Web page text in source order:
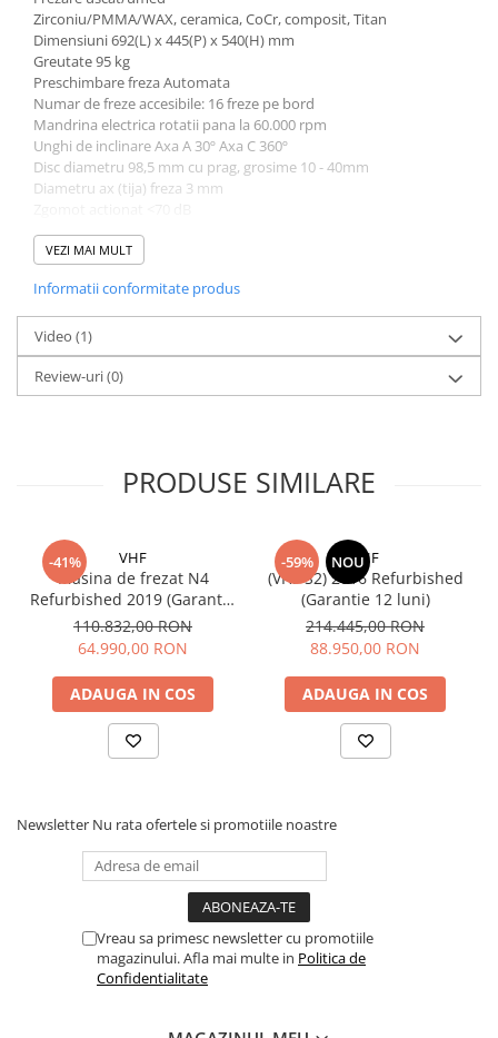
Disc Titan Biostar 98mm
Disc PMMA Biostar 98mm
Pmma Mono 98mm
Pmma Multilayer A-D 98mm
dds zirconia® t
dds zirconia® t-preshaded
Disc Nano Compozit
Disc PMMA Eldy Plus
Diverse
hs-opaque
Echipamente Laborator
Cuptoare Preincalzire
Generatoare Abur
Incinte polimerizare
Malaxoare
Micromotoare
Motoare Lustru
Sablatoare
Soclatoare
Protetica Implant ARUM
BONTURI PREMILL FREZABILE
Bonturi PREMILL fara HEX
Zirconiu/PMMA/WAX, ceramica, CoCr, composit, Titan
Dimensiuni 692(L) x 445(P) x 540(H) mm
Greutate 95 kg
Preschimbare freza Automata
Numar de freze accesibile: 16 freze pe bord
Mandrina electrica rotatii pana la 60.000 rpm
Unghi de inclinare Axa A 30º Axa C 360º
Disc diametru 98,5 mm cu prag, grosime 10 - 40mm
Diametru ax (tija) freza 3 mm
Lungime freza 37 - 40mm
Sursa alimentare 220-240 V; 50-60 Hz
Aspiratie externa automata
Volum aspirat 3000 litri/min
Sistem dotat cu LOADER pentru 8 discuri
Recomandat laboratoarelor medii cu cerinte semnificative
Sistemul include si softul CAM dedicat
VEZI MAI MULT
Informatii conformitate produs
Video (1)
Review-uri(0)
PRODUSE SIMILARE
-41% VHF
Masina de frezat N4
Refurbished 2019 (Garantie
12 luni)
110.832,00 RON
64.990,00 RON
ADAUGA IN COS
-59% NOUVHF
(VHF S2) 2016 Refurbished
(Garantie 12 luni)
214.445,00 RON
88.950,00 RON
ADAUGA IN COS
Newsletter Nu rata ofertele si promotiile noastre
Vreau sa primesc newsletter cu promotiile
magazinului. Afla mai multe in Politica de
Confidentialitate